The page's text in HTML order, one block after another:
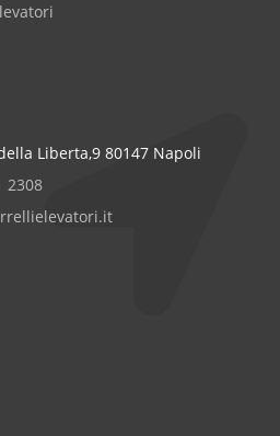
Liberta,9 80147 Napoli
2308